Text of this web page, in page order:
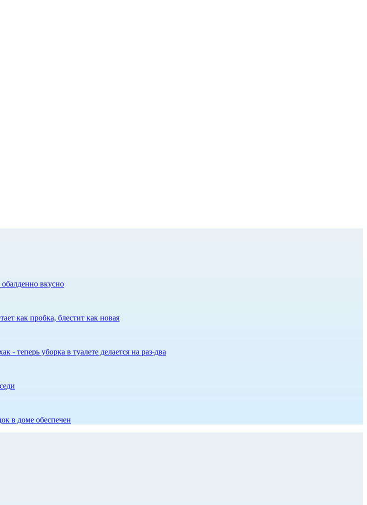
вкусно
как пробка, блестит как новая
- теперь уборка в туалете делается на раз-два
в доме обеспечен